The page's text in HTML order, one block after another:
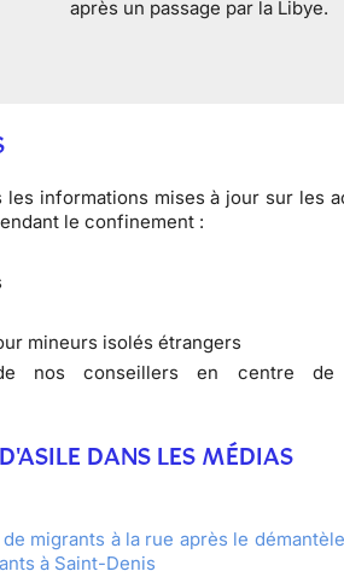
après un passage par la Libye.
les informations mises à jour sur les
le confinement :
mineurs isolés étrangers
nos conseillers en centre de
DANS LES MÉDIAS
migrants à la rue après le
à Saint-Denis